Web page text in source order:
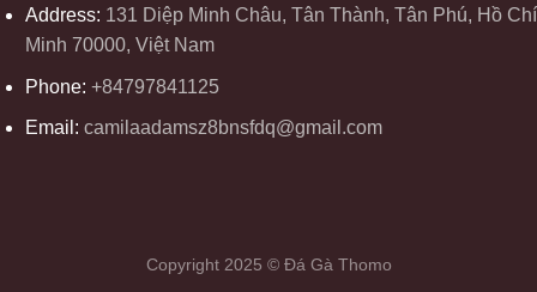
Address: 131 Diệp Minh Châu, Tân Thành, Tân Phú, Hồ Chí
Minh 70000, Việt Nam
Phone: +84797841125
Email: camilaadamsz8bnsfdq@gmail.com
Copyright 2025 © Đá Gà Thomo